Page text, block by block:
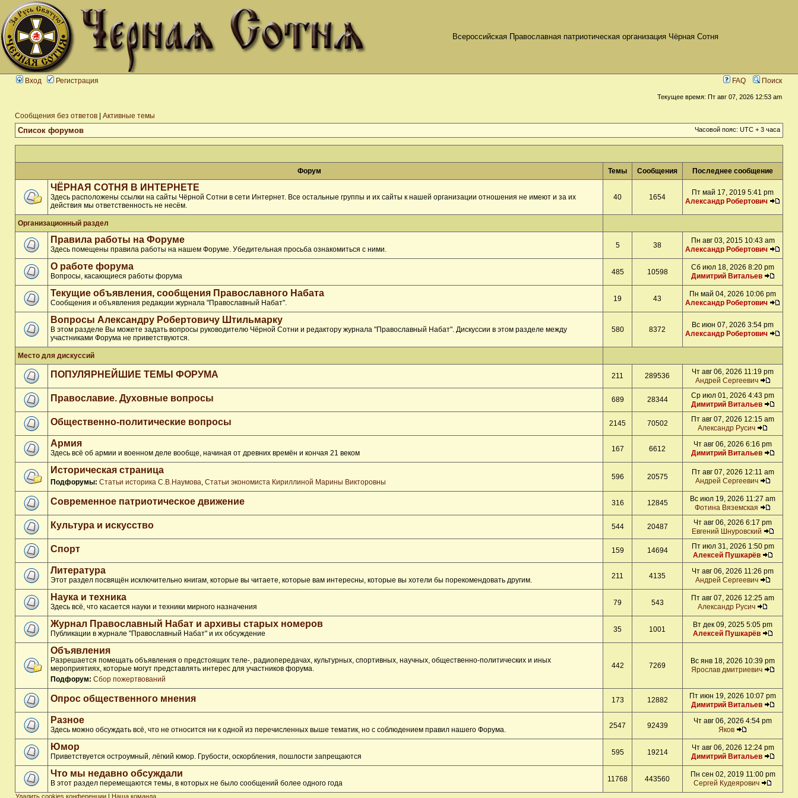
Всероссийская Православная патриотическая организация Чёрная Сотня
Вход Регистрация FAQ Поиск
Текущее время: Пт авг 07, 2026 12:53 am
Сообщения без ответов Активные темы
Список форумов Часовой пояс: UTC + 3 часа
Форум Темы Сообщения Последнее сообщение
ЧЁРНАЯ СОТНЯ В ИНТЕРНЕТЕ
Здесь расположены ссылки на сайты Чёрной Сотни в сети Интернет. Все остальные группы и их сайты к нашей организации отношения не имеют и за их
действия мы ответственность не несём.
40 1654
Пт май 17, 2019 5:41 pm
Александр Робертович
Организационный раздел
Правила работы на Форуме
Здесь помещены правила работы на нашем Форуме. Убедительная просьба ознакомиться с ними. 5 38
Пн авг 03, 2015 10:43 am
Александр Робертович
О работе форума
Вопросы, касающиеся работы форума 485 10598
Сб июл 18, 2026 8:20 pm
Димитрий Витальев
Текущие объявления, сообщения Православного Набата
Сообщения и объявления редакции журнала "Православный Набат". 19 43
Пн май 04, 2026 10:06 pm
Александр Робертович
Вопросы Александру Робертовичу Штильмарку
В этом разделе Вы можете задать вопросы руководителю Чёрной Сотни и редактору журнала "Православный Набат". Дискуссии в этом разделе между
участниками Форума не приветствуются.
580 8372
Вс июн 07, 2026 3:54 pm
Александр Робертович
Место для дискуссий
ПОПУЛЯРНЕЙШИЕ ТЕМЫ ФОРУМА 211 289536
Чт авг 06, 2026 11:19 pm
Андрей Сергеевич
Православие. Духовные вопросы 689 28344
Ср июл 01, 2026 4:43 pm
Димитрий Витальев
Общественно-политические вопросы 2145 70502
Пт авг 07, 2026 12:15 am
Александр Русич
Армия
Здесь всё об армии и военном деле вообще, начиная от древних времён и кончая 21 веком 167 6612
Чт авг 06, 2026 6:16 pm
Димитрий Витальев
Историческая страница
Подфорумы: Статьи историка С.В.Наумова, Статьи экономиста Кириллиной Марины Викторовны
596 20575
Пт авг 07, 2026 12:11 am
Андрей Сергеевич
Современное патриотическое движение 316 12845
Вс июл 19, 2026 11:27 am
Фотина Вяземская
Культура и искусство 544 20487
Чт авг 06, 2026 6:17 pm
Евгений Шнуровский
Спорт 159 14694
Пт июл 31, 2026 1:50 pm
Алексей Пушкарёв
Литература
Этот раздел посвящён исключительно книгам, которые вы читаете, которые вам интересны, которые вы хотели бы порекомендовать другим. 211 4135
Чт авг 06, 2026 11:26 pm
Андрей Сергеевич
Наука и техника
Здесь всё, что касается науки и техники мирного назначения 79 543
Пт авг 07, 2026 12:25 am
Александр Русич
Журнал Православный Набат и архивы старых номеров
Публикации в журнале "Православный Набат" и их обсуждение 35 1001
Вт дек 09, 2025 5:05 pm
Алексей Пушкарёв
Объявления
Разрешается помещать объявления о предстоящих теле-, радиопередачах, культурных, спортивных, научных, общественно-политических и иных
мероприятиях, которые могут представлять интерес для участников форума.
Подфорум: Сбор пожертвований
442 7269
Вс янв 18, 2026 10:39 pm
Ярослав дмитриевич
Опрос общественного мнения 173 12882
Пт июн 19, 2026 10:07 pm
Димитрий Витальев
Разное
Здесь можно обсуждать всё, что не относится ни к одной из перечисленных выше тематик, но с соблюдением правил нашего Форума. 2547 92439
Чт авг 06, 2026 4:54 pm
Яков
Юмор
Приветствуется остроумный, лёгкий юмор. Грубости, оскорбления, пошлости запрещаются 595 19214
Чт авг 06, 2026 12:24 pm
Димитрий Витальев
Что мы недавно обсуждали
В этот раздел перемещаются темы, в которых не было сообщений более одного года 11768 443560
Пн сен 02, 2019 11:00 pm
Сергей Кудеярович
Удалить cookies конференции | Наша команда